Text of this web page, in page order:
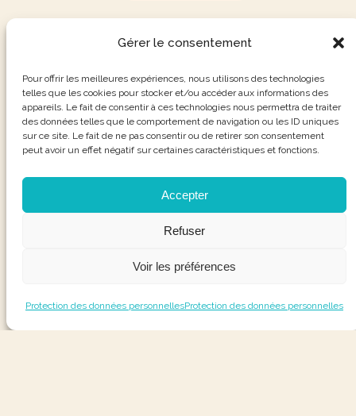
Gérer le consentement
Pour offrir les meilleures expériences, nous utilisons des technologies
telles que les cookies pour stocker et/ou accéder aux informations des
appareils. Le fait de consentir à ces technologies nous permettra de traiter
des données telles que le comportement de navigation ou les ID uniques
sur ce site. Le fait de ne pas consentir ou de retirer son consentement
peut avoir un effet négatif sur certaines caractéristiques et fonctions.
Accepter
Refuser
Voir les préférences
Protection des données personnellesProtection des données personnelles